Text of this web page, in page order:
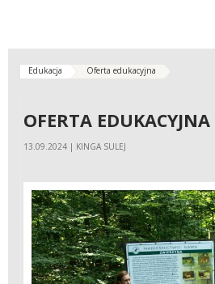
Edukacja Oferta edukacyjna
OFERTA EDUKACYJNA
13.09.2024 | KINGA SULEJ